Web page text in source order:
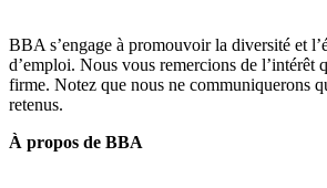
BBA s’engage à promouvoir la diversité et
d’emploi. Nous vous remercions de l’intérêt
firme. Notez que nous ne communiquerons
retenus.
À propos de BBA